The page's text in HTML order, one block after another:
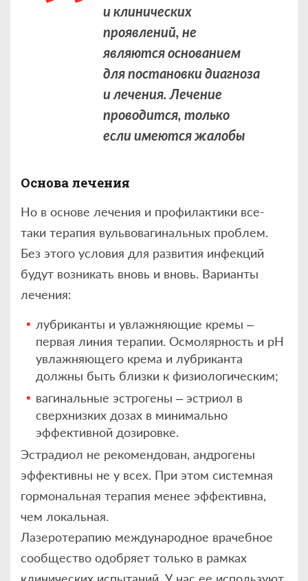
и клинических
проявлений, не
являются основанием
для постановки диагноза
и лечения. Лечение
проводится, только
если имеются жалобы
Основа лечения
Но в основе лечения и профилактики все-
таки терапия вульвовагинальных проблем.
Без этого условия для развития инфекций
будут возникать вновь и вновь. Варианты
лечения:
лубриканты и увлажняющие кремы –
первая линия терапии. Осмолярность и рН
увлажняющего крема и лубриканта
должны быть близки к физиологическим;
вагинальные эстрогены – эстриол в
сверхнизких дозах в минимально
эффективной дозировке.
Эстрадиол не рекомендован, андрогены
эффективны не у всех. При этом системная
гормональная терапия менее эффективна,
чем локальная.
Лазеротерапию международное врачебное
сообщество одобряет только в рамках